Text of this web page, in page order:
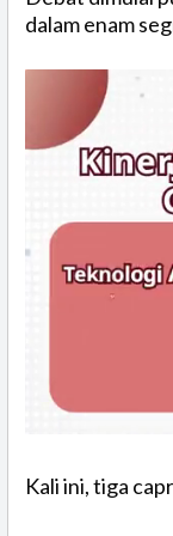
dalam enam
Kali ini, tiga